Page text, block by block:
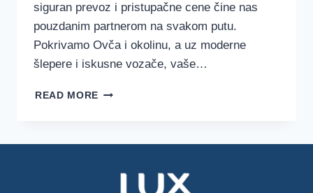
siguran prevoz i pristupačne cene čine nas
pouzdanim partnerom na svakom putu.
Pokrivamo Ovča i okolinu, a uz moderne
šlepere i iskusne vozače, vaše…
READ MORE ŠLEP